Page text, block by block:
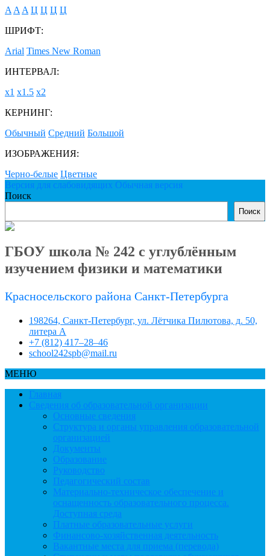
A A A Ц Ц Ц Ц
ШРИФТ:
Arial Times New Roman
ИНТЕРВАЛ:
х1 х1.5 х2
КЕРНИНГ:
Обычный Средний Большой
ИЗОБРАЖЕНИЯ:
Черно-белые Цветные
Версия для слабовидящих Обычная версия
Поиск
Поиск
ГБОУ школа № 242 с углублённым
изучением физики и математики
Красносельского района Санкт-Петербурга
198264, Санкт-Петербург, ул. Лётчика Пилютова, д. 50,
литера А
+7 (812) 417–28–46
school242spb@mail.ru
МЕНЮ
Главная
Сведения об образовательной организации
Основные сведения
Структура и органы управления образовательной
организацией
Документы
Образование
Руководство
Педагогический состав
Материально-техническое обеспечение и
оснащенность образовательного процесса.
Доступная среда
Платные образовательные услуги
Финансово-хозяйственная деятельность
Вакантные места для приема (перевода)